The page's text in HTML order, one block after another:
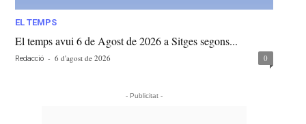
EL TEMPS
El temps avui 6 de Agost de 2026 a Sitges segons...
Redacció - 6 d'agost de 2026 0
- Publicitat -